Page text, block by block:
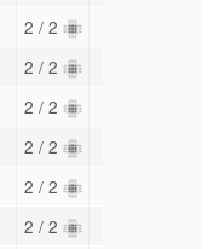
2 / 2
2 / 2
2 / 2
2 / 2
2 / 2
2 / 2